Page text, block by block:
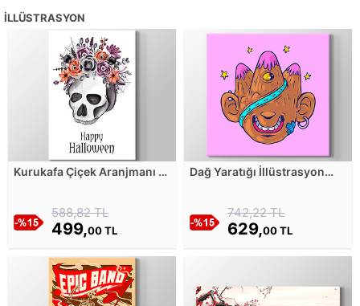
İLLÜSTRASYON
Kurukafa Çiçek Aranjmanı -
588,82 TL
499,00 TL
Dağ Yaratığı İllüstrasyon
742,22 TL
629,00 TL